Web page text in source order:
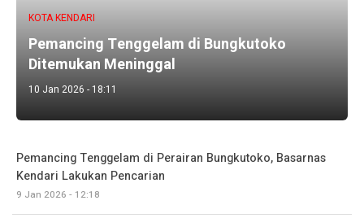
KOTA KENDARI
Pemancing Tenggelam di Bungkutoko
Ditemukan Meninggal
10 Jan 2026 - 18:11
Pemancing Tenggelam di Perairan Bungkutoko, Basarnas
Kendari Lakukan Pencarian
9 Jan 2026 - 12:18